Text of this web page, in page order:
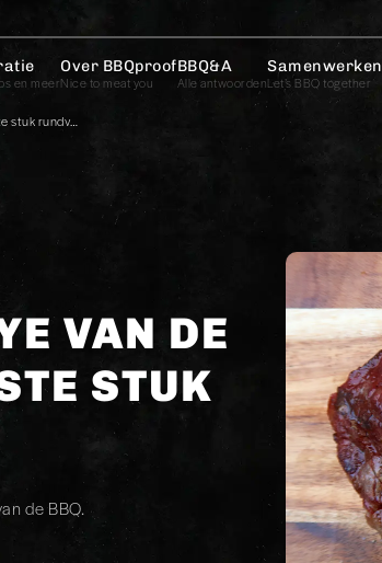
en meer
Over BBQproof
Nice to meat you
BBQ&A
Alle antwoorden
Samenwerken
Let’s BBQ together
VAN DE
STUK
de BBQ.